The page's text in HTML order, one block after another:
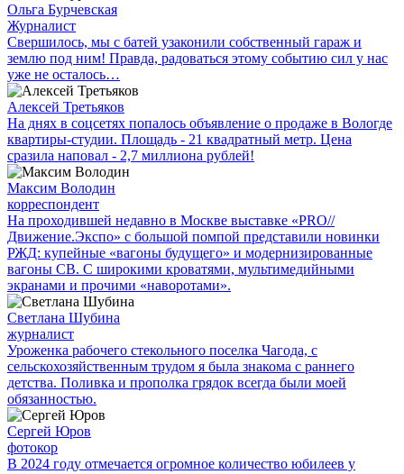
Ольга Бурчевская
Журналист
Свершилось, мы с батей узаконили собственный гараж и
землю под ним! Правда, радоваться этому событию сил у нас
уже не осталось…
Алексей Третьяков
На днях в соцсетях попалось объявление о продаже в Вологде
квартиры-студии. Площадь - 21 квадратный метр. Цена
сразила наповал - 2,7 миллиона рублей!
Максим Володин
корреспондент
На проходившей недавно в Мос­кве выставке «PRO//
Движение.Экспо» с большой помпой представили новинки
РЖД: купейные «вагоны будущего» и модернизированные
вагоны СВ. С широкими кроватями, мультимедийными
экранами и прочими «наворотами».
Светлана Шубина
журналист
Уроженка рабочего стекольного поселка Чагода, с
сельскохозяйственным трудом я была знакома с раннего
детства. Поливка и прополка грядок всегда были моей
обязанностью.
Сергей Юров
фотокор
В 2024 году отмечается огромное количество юбилеев у